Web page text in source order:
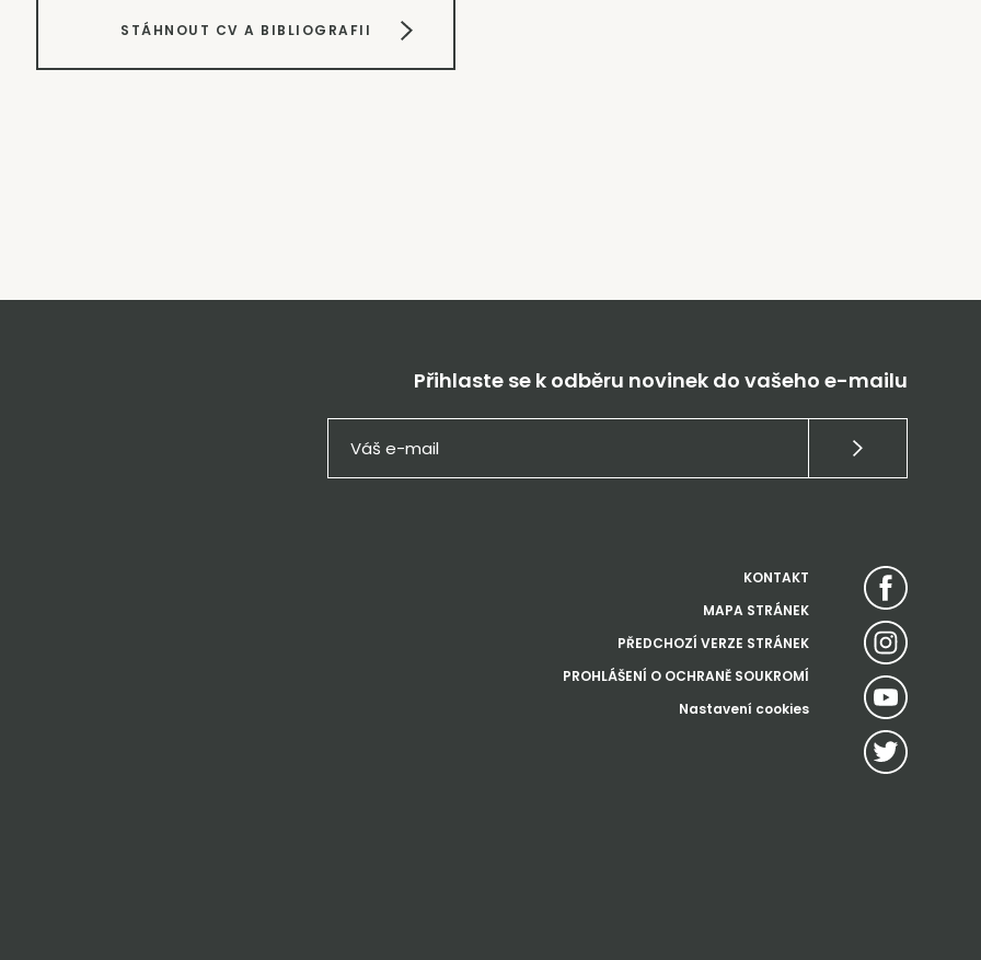
STÁHNOUT CV A BIBLIOGRAFII
Přihlaste se k odběru novinek do vašeho e-mailu
KONTAKT
MAPA STRÁNEK
PŘEDCHOZÍ VERZE STRÁNEK
PROHLÁŠENÍ O OCHRANĚ SOUKROMÍ
Nastavení cookies